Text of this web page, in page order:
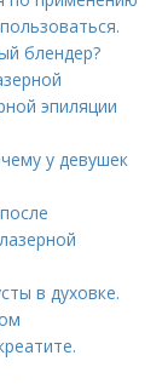
блендер?
эпиляции
у девушек
в духовке.